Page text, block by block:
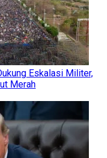
Eskalasi Militer,
Merah